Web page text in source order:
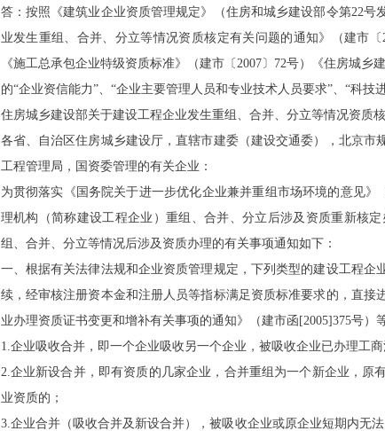
答： 按照《建筑业企业资质管理规定》（住房和城乡建设部令第22号
业发生重组、合并、分立等情况资质核定有关问题的通知》（建市
《施工总承包企业特级资质标准》（建市〔2007〕72号）《住房城
的“企业资信能力”、“企业主要管理人员和专业技术人员要求”、“科技
住房城乡建设部关于建设工程企业发生重组、合并、分立等情况资质
各省、自治区住房城乡建设厅，直辖市建委（建设交通委），北京
工程管理局，国资委管理的有关企业：
为贯彻落实《国务院关于进一步优化企业兼并重组市场环境的意见》
理机构（简称建设工程企业）重组、合并、分立后涉及资质重新核
组、合并、分立等情况后涉及资质办理的有关事项通知如下：
一、根据有关法律法规和企业资质管理规定，下列类型的建设工程
续，经审核注册资本金和注册人员等指标满足资质标准要求的，直
业办理资质证书变更和增补有关事项的通知》（建市函 [2005]375号）
1.企业吸收合并，即一个企业吸收另一个企业，被吸收企业已办理工
2.企业新设合并，即有资质的几家企业，合并重组为一个新企业，
业资质的；
3.企业合并（吸收合并及新设合并），被吸收企业或原企业短期内无